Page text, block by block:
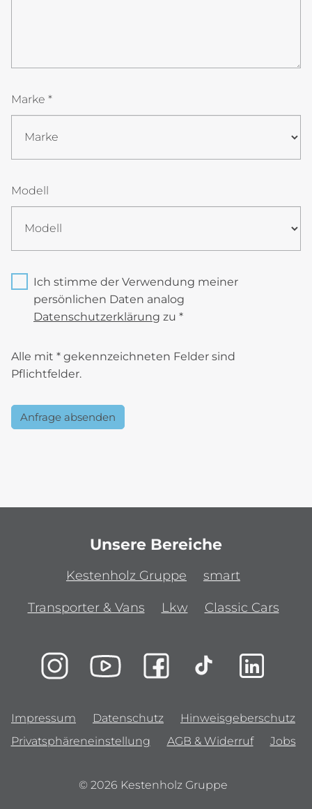
Marke *
Modell
Ich stimme der Verwendung meiner
persönlichen Daten analog
Datenschutzerklärung zu *
Alle mit * gekennzeichneten Felder sind
Pflichtfelder.
Anfrage absenden
Unsere Bereiche
Kestenholz Gruppe smart
Transporter & Vans Lkw Classic Cars
Impressum Datenschutz
Hinweisgeberschutz
Privatsphäreneinstellung
AGB & Widerruf Jobs
© 2026 Kestenholz Gruppe